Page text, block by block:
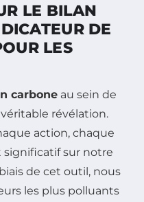
LE BILAN
DE
LES
carbone au sein de
révélation.
action, chaque
sur notre
de cet outil, nous
les plus polluants